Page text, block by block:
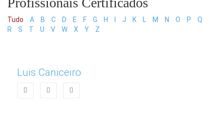
Tudo A B C D E F G H J K L M N O P
Q
R
S T U V W X Y Z
Luis Caniceiro